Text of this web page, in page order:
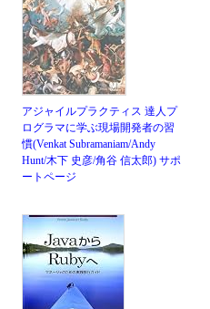
アジャイルプラクティス 達人プ
ログラマに学ぶ現場開発者の習
慣(Venkat Subramaniam/Andy
Hunt/木下 史彦/角谷 信太郎) サポ
ートページ